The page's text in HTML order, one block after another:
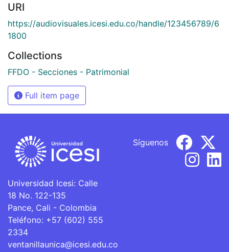
URI
https://audiovisuales.icesi.edu.co/handle/123456789/6
1800
Collections
FFDO - Secciones - Patrimonial
Full item page
Universidad Icesi: Calle
18 No. 122-135
Pance, Cali - Colombia
Teléfono: +57 (602) 555
2334
ventanillaunica@icesi.edu.co
Síguenos